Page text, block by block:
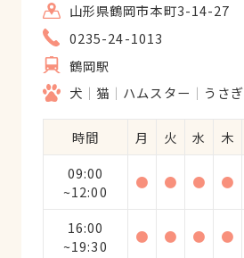
山形県鶴岡市本町3-14-27
0235-24-1013
鶴岡駅
犬
猫 ハムスター うさぎ
時間 月 火 水 木
09:00
~12:00
● ● ● ●
16:00
~19:30
● ● ● ●